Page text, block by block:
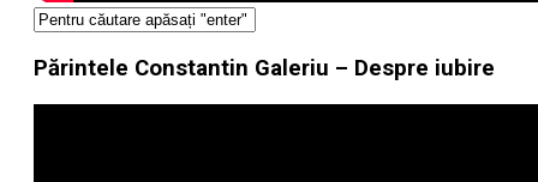
Părintele Constantin Galeriu – Despre iubire